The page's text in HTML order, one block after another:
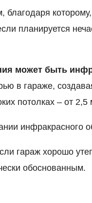
планируется
может быть
в гараже,
потолках – от 2,5
инфракрасного
гараж хорошо
обоснованным.